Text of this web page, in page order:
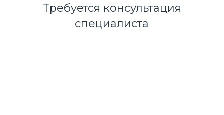
Требуется консультация
специалиста